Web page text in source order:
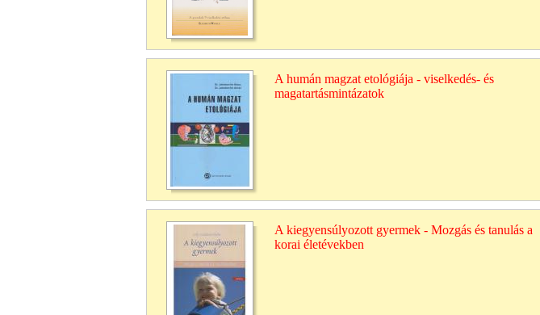
A humán magzat etológiája - viselkedés- és
magatartásmintázatok
A kiegyensúlyozott gyermek - Mozgás és tanulás a
korai életévekben